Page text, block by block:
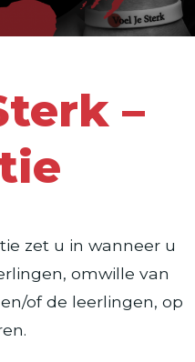
–
zet u in wanneer u
omwille van
of de leerlingen, op